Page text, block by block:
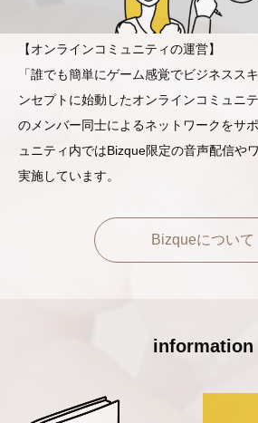
【オンラインコミュニティの運営】
「誰でも簡単にゲーム感覚でビジネスス
ンセプトに始動したオンラインコミュニ
のメンバー同士によるネットワークをサ
ュニティ内ではBizque限定の音声配信や
実施しています。
Bizqueについて
information